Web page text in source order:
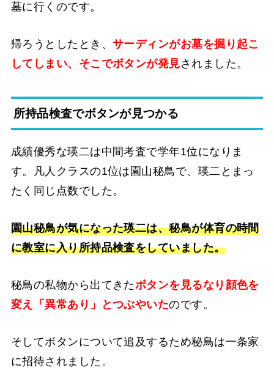
墓に行くのです。
帰ろうとしたとき、 サーディンがお墓を掘り起こ
してしまい、そこでボタンが発見されました。
所持品検査でボタンが見つかる
成績優秀な瑛二は中間考査で学年1位になりま
す。凡人クラスの1位は園山秘鳥で、瑛二とまっ
たく同じ点数でした。
園山秘鳥が気になった瑛二は、秘鳥が体育の時間
に教室に入り所持品検査をしていました。
秘鳥の私物から出てきたボタンを見るなり顔色を
変え「異常あり」とつぶやいたのです。
そしてボタンについて追及するため秘鳥は一条家
に招待されました。